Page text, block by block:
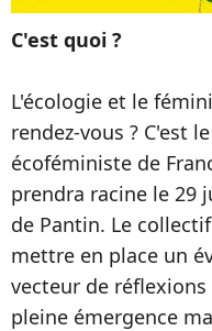
C'est quoi ?
L'écologie et le
rendez-vous ? C'est
écoféministe de
prendra racine le 29
de Pantin. Le collectif
mettre en place un
vecteur de
pleine émergence